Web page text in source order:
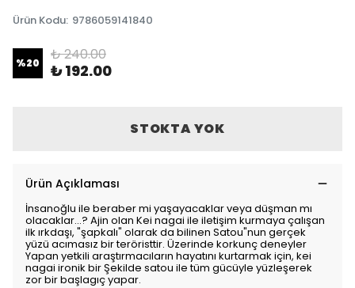
Ürün Kodu: 9786059141840
%20 ₺ 240.00
₺ 192.00
STOKTA YOK
Ürün Açıklaması
İnsanoğlu ile beraber mi yaşayacaklar veya düşman mı
olacaklar...? Ajin olan Kei nagai ile iletişim kurmaya çalışan
ilk ırkdaşı, "şapkalı" olarak da bilinen Satou"nun gerçek
yüzü acımasız bir teröristtir. Üzerinde korkunç deneyler
Yapan yetkili araştırmacıların hayatını kurtarmak için, kei
nagai ironik bir Şekilde satou ile tüm gücüyle yüzleşerek
zor bir başlagıç yapar.